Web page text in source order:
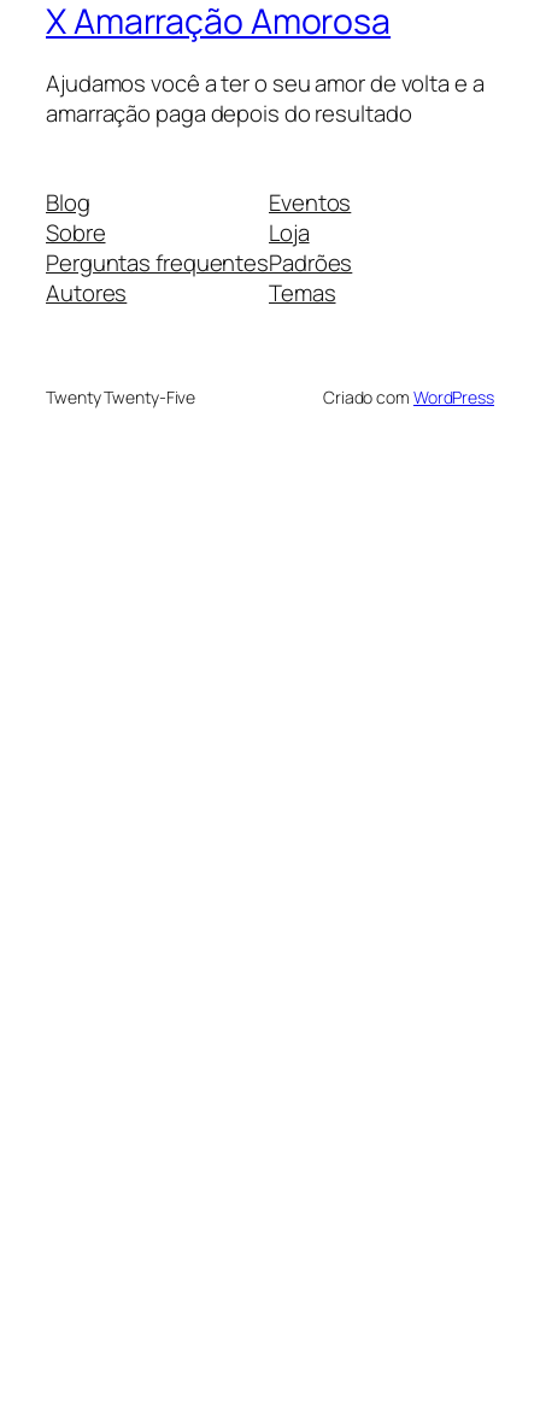
X Amarração Amorosa
Ajudamos você a ter o seu amor de volta e a
amarração paga depois do resultado
Blog
Sobre
Perguntas frequentes
Autores
Eventos
Loja
Padrões
Temas
Twenty Twenty-Five Criado com WordPress